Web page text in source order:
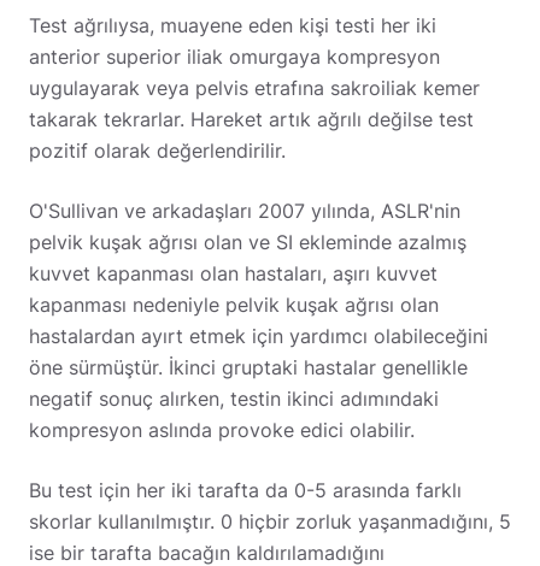
Test ağrılıysa, muayene eden kişi testi her iki
anterior superior iliak omurgaya kompresyon
uygulayarak veya pelvis etrafına sakroiliak kemer
takarak tekrarlar. Hareket artık ağrılı değilse test
pozitif olarak değerlendirilir.
O'Sullivan ve arkadaşları 2007 yılında, ASLR'nin
pelvik kuşak ağrısı olan ve SI ekleminde azalmış
kuvvet kapanması olan hastaları, aşırı kuvvet
kapanması nedeniyle pelvik kuşak ağrısı olan
hastalardan ayırt etmek için yardımcı olabileceğini
öne sürmüştür. İkinci gruptaki hastalar genellikle
negatif sonuç alırken, testin ikinci adımındaki
kompresyon aslında provoke edici olabilir.
Bu test için her iki tarafta da 0-5 arasında farklı
skorlar kullanılmıştır. 0 hiçbir zorluk yaşanmadığını, 5
ise bir tarafta bacağın kaldırılamadığını